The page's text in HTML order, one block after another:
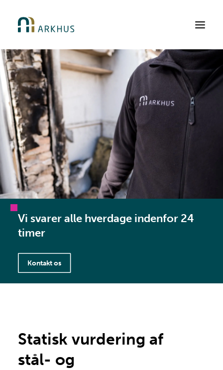
Arbejdsområder
Kundegrupper
Ydelser
Referencer
Om Arkhus
Kontakt
Vi svarer alle hverdage indenfor 24
timer
Kontakt os
Statisk vurdering af
stål- og